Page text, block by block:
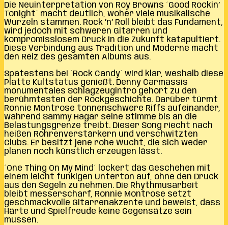
Die Neuinterpretation von Roy Browns ´Good Rockin’
Tonight´ macht deutlich, woher viele musikalische
Wurzeln stammen. Rock ’n’ Roll bleibt das Fundament,
wird jedoch mit schweren Gitarren und
kompromisslosem Druck in die Zukunft katapultiert.
Diese Verbindung aus Tradition und Moderne macht
den Reiz des gesamten Albums aus.
Spätestens bei ´Rock Candy´ wird klar, weshalb diese
Platte Kultstatus genießt. Denny Carmassis
monumentales Schlagzeugintro gehört zu den
berühmtesten der Rockgeschichte. Darüber türmt
Ronnie Montrose tonnenschwere Riffs aufeinander,
während Sammy Hagar seine Stimme bis an die
Belastungsgrenze treibt. Dieser Song riecht nach
heißen Röhrenverstärkern und verschwitzten
Clubs. Er besitzt jene rohe Wucht, die sich weder
planen noch künstlich erzeugen lässt.
´One Thing On My Mind´ lockert das Geschehen mit
einem leicht funkigen Unterton auf, ohne den Druck
aus den Segeln zu nehmen. Die Rhythmusarbeit
bleibt messerscharf, Ronnie Montrose setzt
geschmackvolle Gitarrenakzente und beweist, dass
Härte und Spielfreude keine Gegensätze sein
müssen.